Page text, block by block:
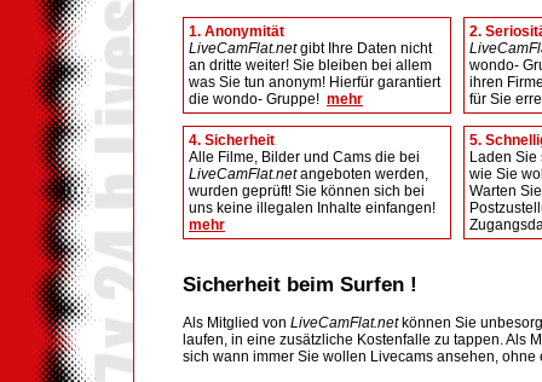
1. Anonymität
LiveCamFlat.netgibt Ihre Daten nicht
an dritte weiter! Sie bleiben bei allem
was Sie tun anonym! Hierfür garantiert
die wondo- Gruppe! mehr
2.
wondo-
ihren
für Sie
4. Sicherheit
Alle Filme, Bilder und Cams die bei
LiveCamFlat.netangeboten werden,
wurden geprüft! Sie können sich bei
uns keine illegalen Inhalte einfangen!
mehr
5.
Laden
wie Sie
Warten
Sicherheit beim Surfen !
Als Mitglied von LiveCamFlat.netkönnen Sie
laufen, in eine zusätzliche Kostenfalle zu tappen. Als
sich wann immer Sie wollen Livecams ansehen, ohne